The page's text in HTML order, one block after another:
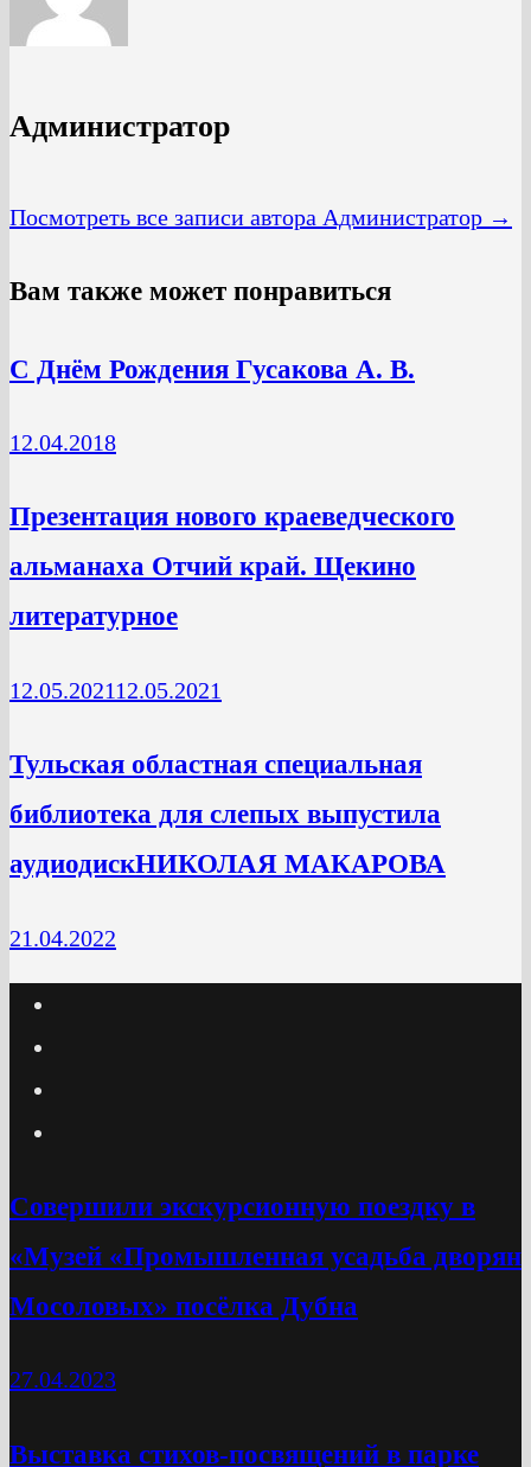
Администратор
Посмотреть все записи автора Администратор →
Вам также может понравиться
С Днём Рождения Гусакова А. В.
12.04.2018
Презентация нового краеведческого
альманаха Отчий край. Щекино
литературное
12.05.202112.05.2021
Тульская областная специальная
библиотека для слепых выпустила
аудиодискНИКОЛАЯ МАКАРОВА
21.04.2022
Cовершили экскурсионную поездку в
«Музей «Промышленная усадьба дворян
Мосоловых» посёлка Дубна
27.04.2023
Выставка стихов-посвящений в парке